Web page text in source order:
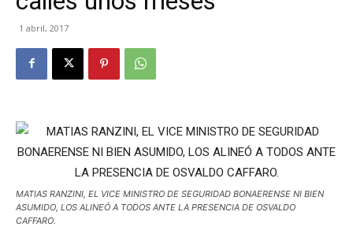
1 abril, 2017
MATIAS RANZINI, EL VICE MINISTRO DE SEGURIDAD BONAERENSE NI BIEN
ASUMIDO, LOS ALINEÓ A TODOS ANTE LA PRESENCIA DE OSVALDO
CAFFARO.